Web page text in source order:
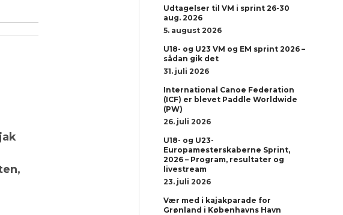
Udtagelser til VM i sprint 26-30
aug. 2026
5. august 2026
U18- og U23 VM og EM sprint 2026 –
sådan gik det
31. juli 2026
International Canoe Federation
(ICF) er blevet Paddle Worldwide
(PW)
26. juli 2026
U18- og U23-
Europamesterskaberne Sprint,
2026 – Program, resultater og
livestream
23. juli 2026
Vær med i kajakparade for
Grønland i Københavns Havn